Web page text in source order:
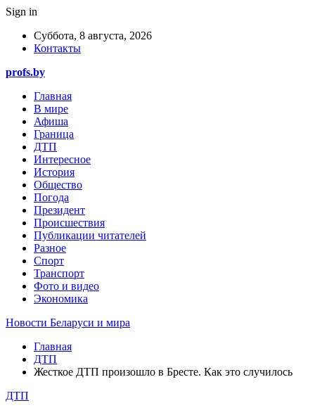
Sign in
Суббота, 8 августа, 2026
Контакты
profs.by
Главная
В мире
Афиша
Граница
ДТП
Интересное
История
Общество
Погода
Президент
Происшествия
Публикации читателей
Разное
Спорт
Транспорт
Фото и видео
Экономика
Новости Беларуси и мира
Главная
ДТП
Жесткое ДТП произошло в Бресте. Как это случилось
ДТП